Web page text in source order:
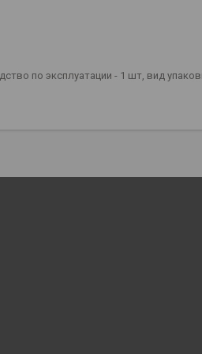
по эксплуатации - 1 шт, вид